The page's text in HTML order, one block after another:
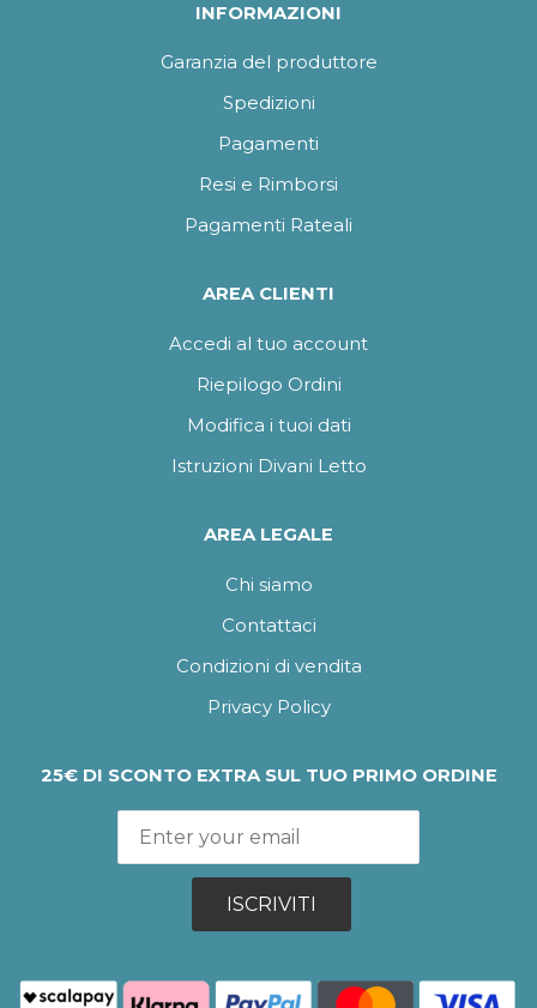
INFORMAZIONI
Garanzia del produttore
Spedizioni
Pagamenti
Resi e Rimborsi
Pagamenti Rateali
AREA CLIENTI
Accedi al tuo account
Riepilogo Ordini
Modifica i tuoi dati
Istruzioni Divani Letto
AREA LEGALE
Chi siamo
Contattaci
Condizioni di vendita
Privacy Policy
25€ DI SCONTO EXTRA SUL TUO PRIMO ORDINE
ISCRIVITI